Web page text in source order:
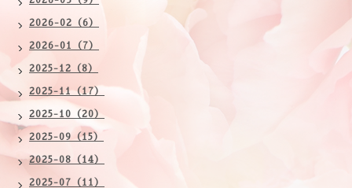
2026-02（6）
2026-01（7）
2025-12（8）
2025-11（17）
2025-10（20）
2025-09（15）
2025-08（14）
2025-07（11）